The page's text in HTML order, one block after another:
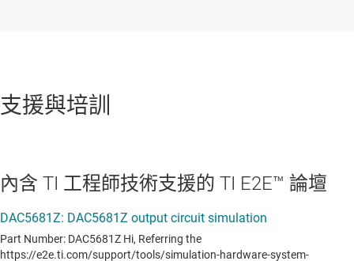
支援與培訓
內含 TI 工程師技術支援的 TI E2E™ 論壇